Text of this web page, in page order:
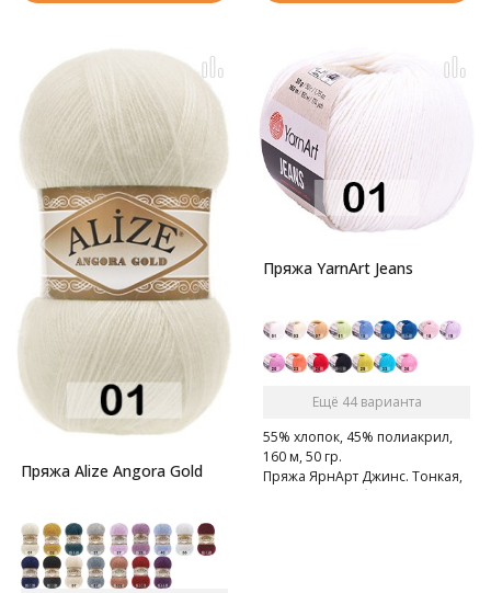
Пряжа Alize Angora Gold
Пряжа YarnArt Jeans
Ещё 44 варианта
55% хлопок, 45% полиакрил,
160 м, 50 гр.
Пряжа ЯрнАрт Джинс. Тонкая,
мягкая, слегка бархатистая